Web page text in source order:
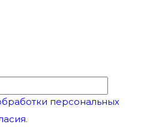
персональных
.